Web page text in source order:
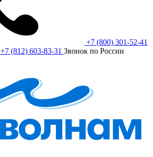
+7 (800) 301-52-41
+7 (812) 603-83-31 Звонок по России